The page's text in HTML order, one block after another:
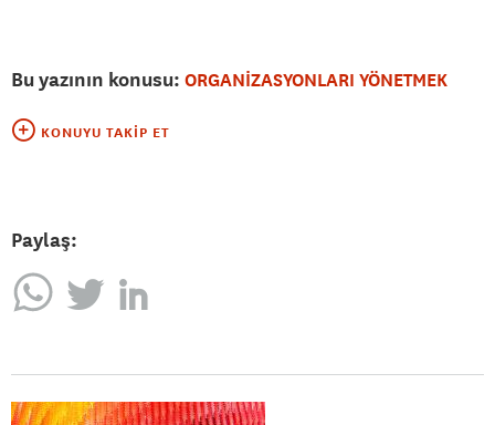
Bu yazının konusu: ORGANİZASYONLARI YÖNETMEK
KONUYU TAKIP ET
Paylaş: